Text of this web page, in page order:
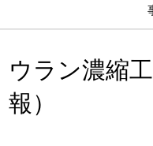
ウラン濃縮
報）